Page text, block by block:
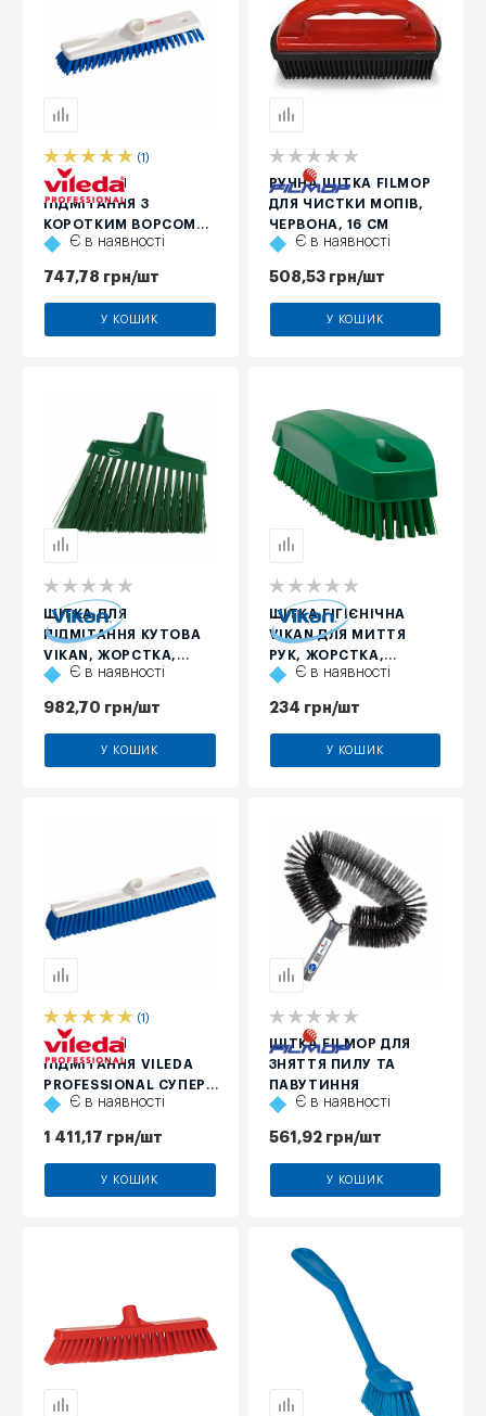
(1)
ЩІТКА ДЛЯ
ПІДМІТАННЯ З
КОРОТКИМ ВОРСОМ
VILEDA PROFESSIONAL,
Є в наявності
747,78 грн/шт
У КОШИК
РУЧНА ЩІТКА FILMOP
ДЛЯ ЧИСТКИ МОПІВ,
ЧЕРВОНА, 16 СМ
Є в наявності
508,53грн/шт
У КОШИК
ЩІТКА ДЛЯ
ПІДМІТАННЯ КУТОВА
VIKAN, ЖОРСТКА,
ЗЕЛЕНА, 290 ММ
Є в наявності
982,70 грн/шт
У КОШИК
ЩІТКА ГІГІЄНІЧНА
VIKAN ДЛЯ МИТТЯ
РУК, ЖОРСТКА,
ЗЕЛЕНА, 130 ММ
Є в наявності
234 грн/шт
У КОШИК
(1)
ЩІТКА ДЛЯ
ПІДМІТАННЯ VILEDA
PROFESSIONAL СУПЕР,
ЖОРСТКА, 50 СМ
Є в наявності
1 411,17 грн/шт
У КОШИК
ЩІТКА FILMOP ДЛЯ
ЗНЯТТЯ ПИЛУ ТА
ПАВУТИННЯ
Є в наявності
561,92грн/шт
У КОШИК